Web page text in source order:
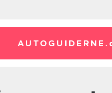
AUTOGUIDERNE.